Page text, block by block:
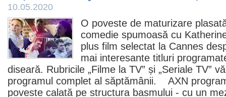
10.05.2020
O poveste de maturizare
comedie spumoasă cu
plus film selectat la Cannes
mai interesante titluri
diseară. Rubricile „Filme la TV” și „Seriale TV”
programul complet al săptămânii. AXN
poveste calată pe structura basmului - cu un